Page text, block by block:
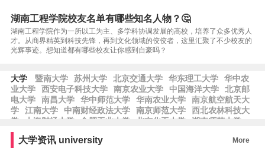
湖南工程学院校友名单有哪些知名人物？🤔
湖南工程学院作为一所以工为主、多学科协调发展的高校，培养了众多优秀人
才。从商界精英到科技先锋，再到文化领域的佼佼者，这里汇聚了不少校友的
光辉事迹。想知道都有哪些校友让你感到自豪吗？
大学 暨南大学 苏州大学 北京交通大学 华东理工大学
华中农
业大学
西安电子科技大学 南京农业大学 中国海洋大学
北京邮
电大学
南昌大学 华中师范大学 华南农业大学
南京航空航天大
学
江南大学 中南财经政法大学 南京师范大学
西北农林科技大
学
上海财经大学 合肥工业大学 北京化工大学
湖南师范大学
南方科技大学
地质大学
陕西师范大学
首都师范大
大学资讯 university More